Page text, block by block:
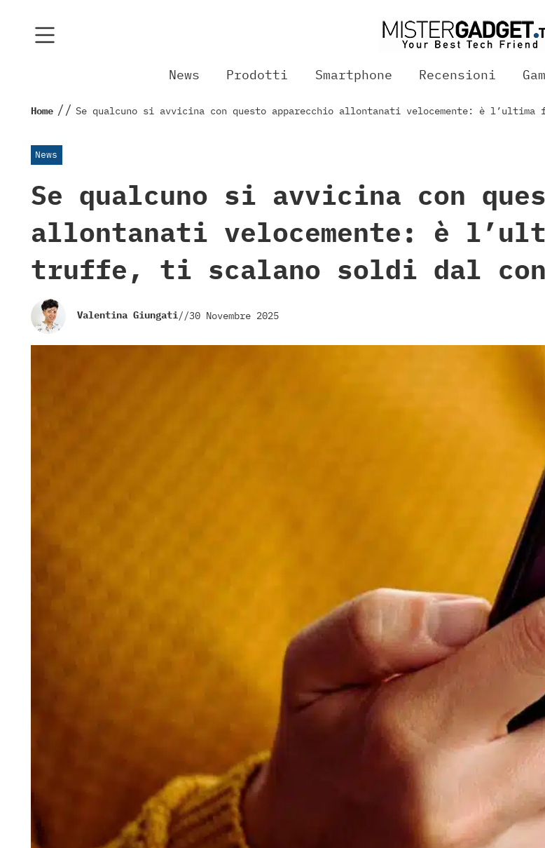
News Prodotti Smartphone Recensioni
Home // Se qualcuno si avvicina con questo apparecchio allontanati velocemente: è
News
Se qualcuno si avvicina con
allontanati velocemente: è
truffe, ti scalano soldi dal
Valentina Giungati//30 Novembre 2025